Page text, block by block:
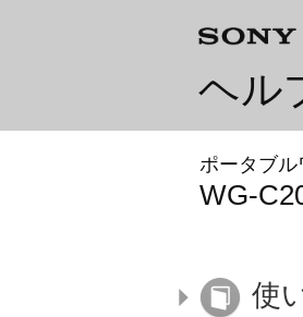
ヘル
ポータブル
WG-
使